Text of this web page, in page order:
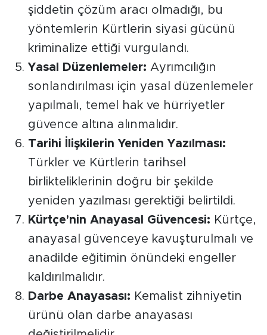
şiddetin çözüm aracı olmadığı, bu
yöntemlerin Kürtlerin siyasi gücünü
kriminalize ettiği vurgulandı.
Yasal Düzenlemeler: Ayrımcılığın
sonlandırılması için yasal düzenlemeler
yapılmalı, temel hak ve hürriyetler
güvence altına alınmalıdır.
Tarihi İlişkilerin Yeniden Yazılması:
Türkler ve Kürtlerin tarihsel
birlikteliklerinin doğru bir şekilde
yeniden yazılması gerektiği belirtildi.
Kürtçe'nin Anayasal Güvencesi: Kürtçe,
anayasal güvenceye kavuşturulmalı ve
anadilde eğitimin önündeki engeller
kaldırılmalıdır.
Darbe Anayasası: Kemalist zihniyetin
ürünü olan darbe anayasası